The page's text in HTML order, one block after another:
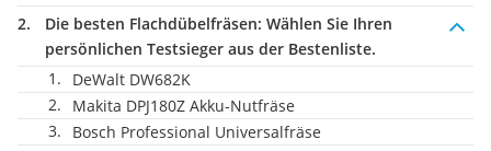
Die besten Flachdübelfräsen: Wählen Sie Ihren
persönlichen Testsieger aus der Bestenliste.
DeWalt DW682K
Makita DPJ180Z Akku-Nutfräse
Bosch Professional Universalfräse